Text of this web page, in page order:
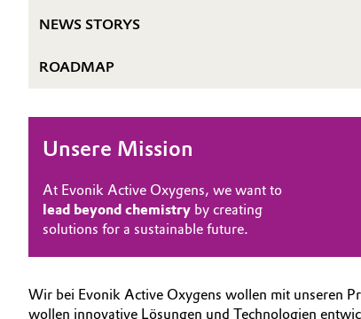
Catalysts
Chemical Industry
Coatings, Paints & Printing
Composites
Electronics & Telecommunications
Struktur
Business Lines
ESHQ
Einkauf
Governance & Compliance
Allgemeine Verkaufs- und Lieferbedingungen
NEWS STORYS
ROADMAP
Unsere Mission
At Evonik Active Oxygens, we want to
lead beyond chemistry by creating
solutions for a sustainable future.
Wir bei Evonik Active Oxygens wollen mit unseren
wollen innovative Lösungen und Technologien